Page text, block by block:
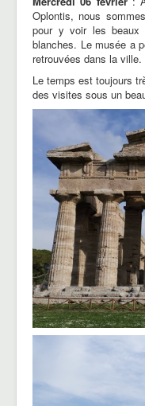
Oplontis, nous
pour y voir les beaux
blanches. Le musée a
retrouvées dans la ville.
Le temps est toujours
des visites sous un